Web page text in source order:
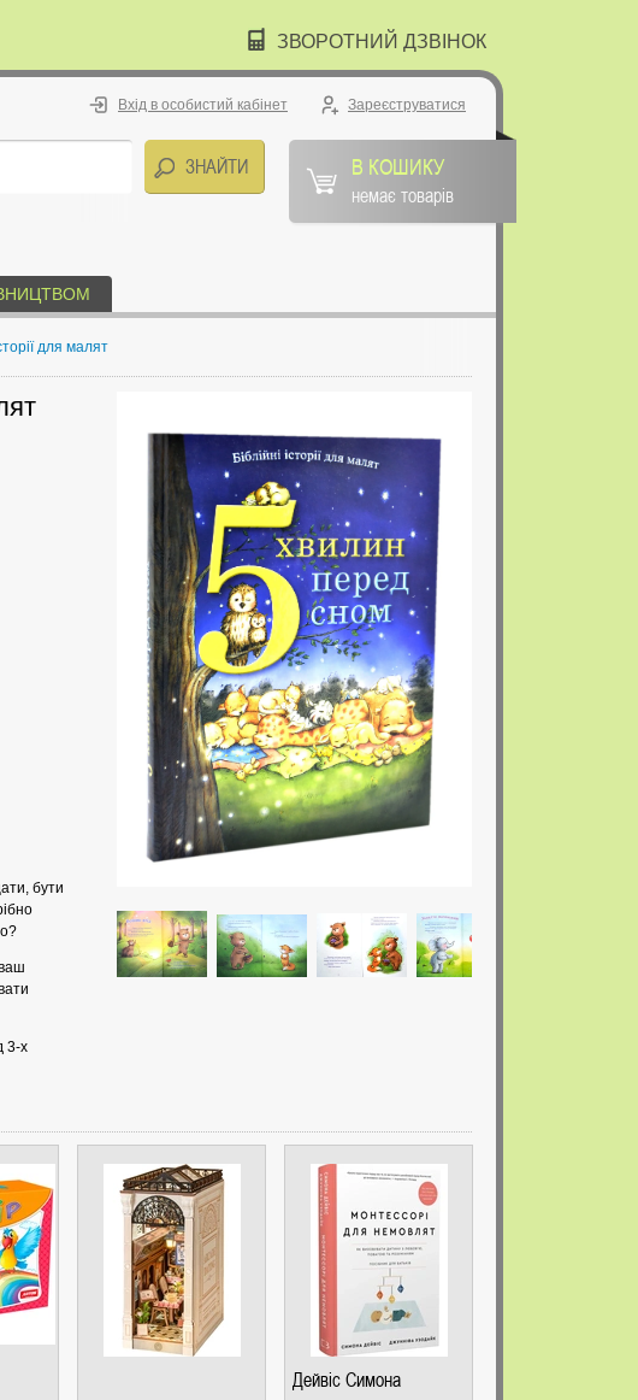
ЗВОРОТНИЙ ДЗВІНОК
Вхід в особистий кабінет Зареєструватися
В КОШИКУ
немає товарів
для малят
бути
3-х
Дейвіс Симона